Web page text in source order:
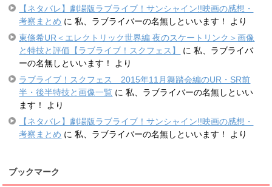
【ネタバレ】劇場版ラブライブ！サンシャイン!!映画の感想・
考察まとめ に私、ラブライバーの名無しといいます！
より
東條希UR＜エレクトリック世界編 夜のスケートリンク＞画像
と特技と評価【ラブライブ！スクフェス】
に私、ラブライバ
ーの名無しといいます！
より
ラブライブ！スクフェス 2015年11月舞踏会編のUR・SR前
半・後半特技と画像一覧 に私、ラブライバーの名無しといい
ます！
より
【ネタバレ】劇場版ラブライブ！サンシャイン!!映画の感想・
考察まとめ に私、ラブライバーの名無しといいます！ より
ブックマーク